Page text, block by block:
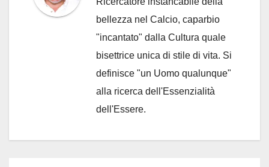
bellezza nel Calcio, caparbio
"incantato" dalla Cultura quale
bisettrice unica di stile di vita. Si
definisce "un Uomo qualunque"
alla ricerca dell'Essenzialità
dell'Essere.